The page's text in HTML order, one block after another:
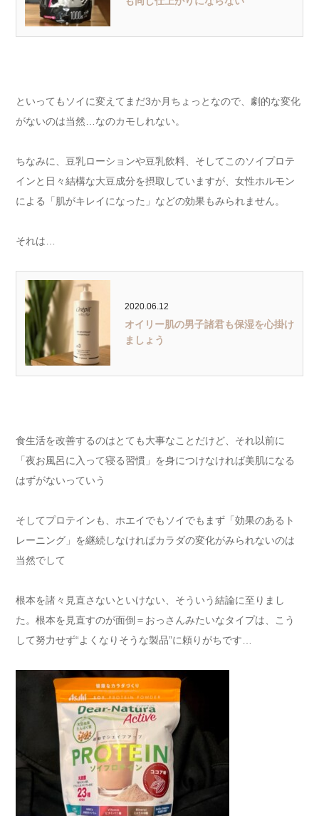
といってもソイに変えてまだ3か月ちょっとなので、劇的な変化
がないのは当然…なのカモしれない。
ちなみに、豆乳ローションや豆乳飲料、そしてこのソイプロテ
インと日々結構な大豆成分を摂取していますが、女性ホルモン
による「肌がキレイになった」などの効果もみられません。
それは…
2020.06.12
オイリー肌の男子諸君も保湿を心掛け
ましょう
食生活を改善するのはとても大事なことだけど、それ以前に
「夜お風呂に入って寝る習慣」を身につけなければ美肌になる
はずがないっていう
そしてプロテインも、ホエイでもソイでもまず「効果のあるト
レーニング」を継続しなければカラダの変化がみられないのは
当然でして
根本を諸々見直さないといけない、そういう結論に至りまし
た。根本を見直すのが面倒＝おっさんみたいなタイプは、こう
して努力せず“よくなりそうな製品”に頼りがちです…